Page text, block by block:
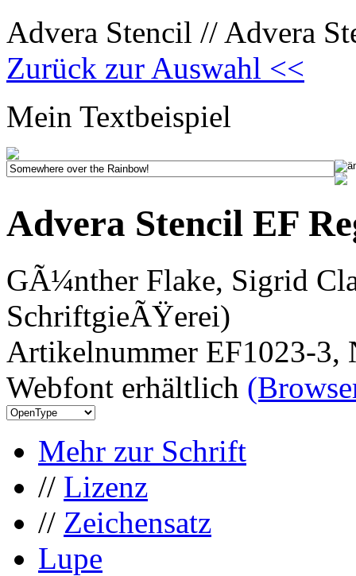
Advera Stencil // Advera
Zurück zur Auswahl <<
Mein Textbeispiel
Advera Stencil EF
GÃ¼nther Flake, Sigrid
SchriftgieÃŸerei)
Artikelnummer EF1023-3,
Webfont erhältlich
Mehr zur Schrift
// Lizenz
// Zeichensatz
Lupe